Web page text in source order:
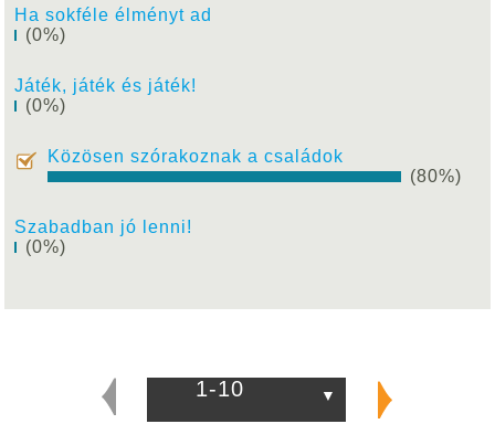
Ha sokféle élményt ad
(0%)
Játék, játék és játék!
(0%)
Közösen szórakoznak a családok
(80%)
Szabadban jó lenni!
(0%)
1-10